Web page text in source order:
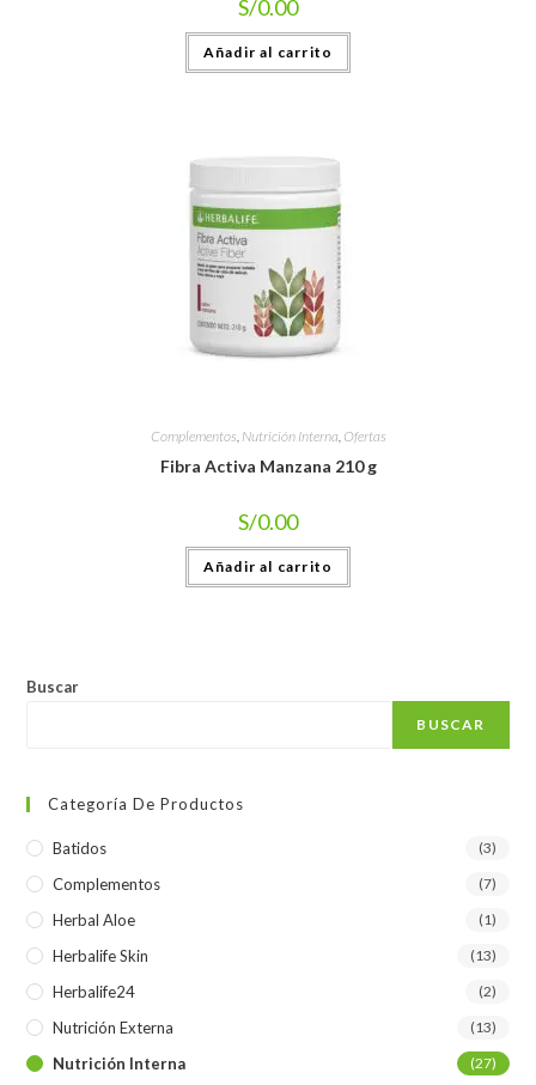
S/0.00
Añadir al carrito
Complementos Nutrición Interna Ofertas
Fibra Activa Manzana 210 g
S/0.00
Añadir al carrito
Buscar
BUSCAR
Categoría De Productos
Batidos (3)
Complementos (7)
Herbal Aloe (1)
Herbalife Skin (13)
Herbalife24 (2)
Nutrición Externa (13)
Nutrición Interna (27)